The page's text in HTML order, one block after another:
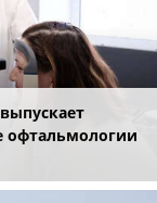
офтальмологии